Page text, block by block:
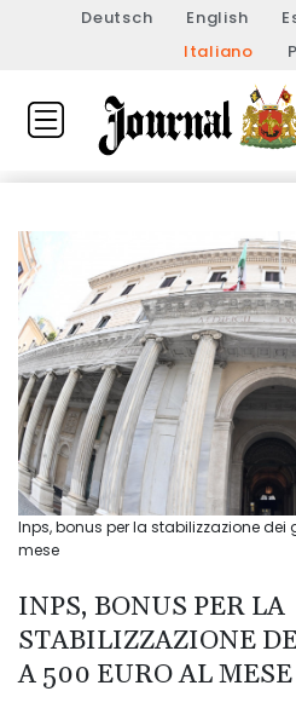
Deutsch English
Italiano
Inps, bonus per la stabilizzazione
mese
INPS, BONUS PER LA
STABILIZZAZIONE
A 500 EURO AL MESE